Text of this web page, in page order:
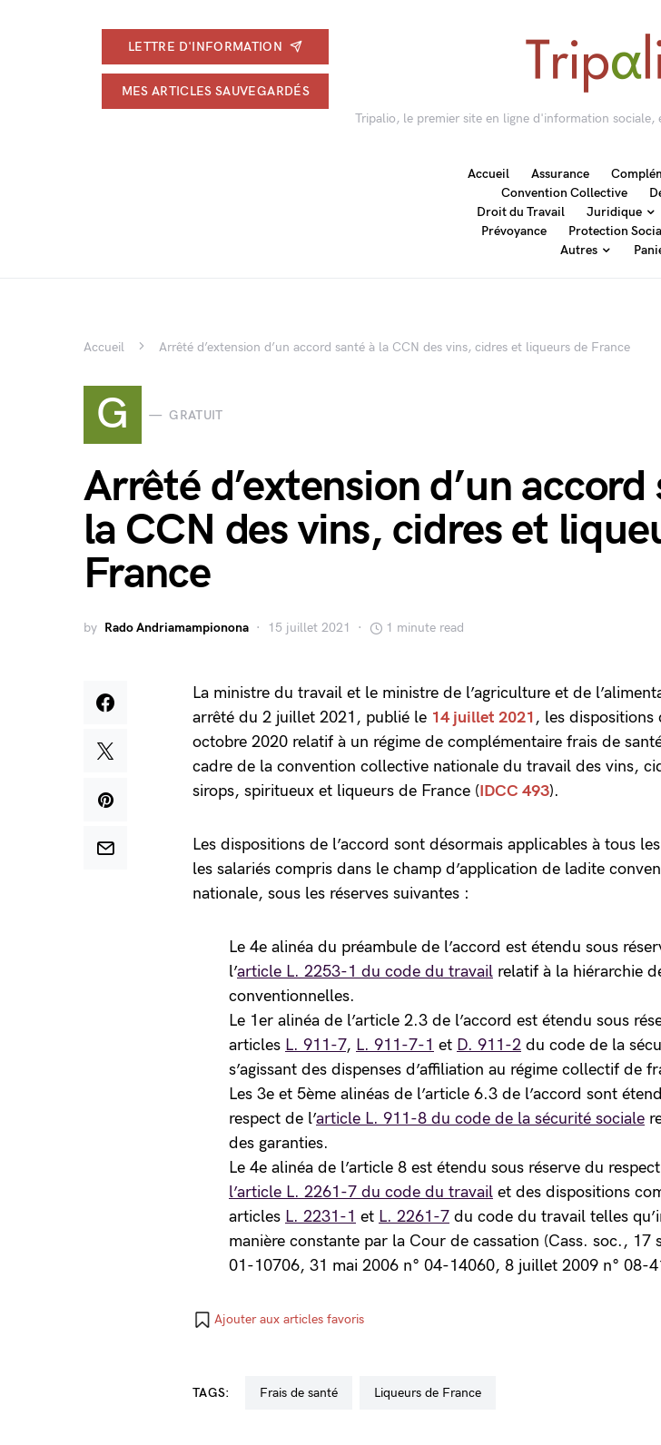
LETTRE D'INFORMATION
MES ARTICLES SAUVEGARDÉS
Tripalio, le premier site en ligne d'information sociale,
Accueil Assurance
Convention Collective
Droit du Travail
Juridique
Prévoyance
Protection
Autres
Accueil Arrêté d’extension d’un accord santé à la CCN des vins, cidres et liqueurs de France
G GRATUIT
Arrêté d’extension d’un accord
la CCN des vins, cidres et
France
by Rado Andriamampionona 15 juillet 2021 1 minute read
La ministre du travail et le ministre de l’agriculture et de
arrêté du 2 juillet 2021, publié le 14 juillet 2021, les dispositions
octobre 2020 relatif à un régime de complémentaire frais de
cadre de la convention collective nationale du travail des vins,
sirops, spiritueux et liqueurs de France (IDCC 493).
Les dispositions de l’accord sont désormais applicables à tous
les salariés compris dans le champ d’application de ladite
nationale, sous les réserves suivantes :
Le 4e alinéa du préambule de l’accord est étendu sous
l’article L. 2253-1 du code du travail relatif à la hiérarchie
conventionnelles.
Le 1er alinéa de l’article 2.3 de l’accord est étendu sous
articles L. 911-7, L. 911-7-1 et D. 911-2 du code de la
s’agissant des dispenses d’affiliation au régime collectif de
Les 3e et 5ème alinéas de l’article 6.3 de l’accord sont
respect de l’article L. 911-8 du code de la sécurité sociale
des garanties.
Le 4e alinéa de l’article 8 est étendu sous réserve du
l’article L. 2261-7 du code du travail et des dispositions
articles L. 2231-1 et L. 2261-7 du code du travail telles
manière constante par la Cour de cassation (Cass. soc., 17
01-10706, 31 mai 2006 n° 04-14060, 8 juillet 2009 n° 08-
Ajouter aux articles favoris
TAGS: frais de santé liqueurs de France